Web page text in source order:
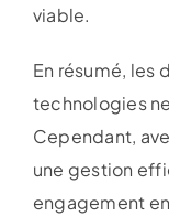
viable.
En résumé, les
technologies
Cependant,
une gestion
engagement